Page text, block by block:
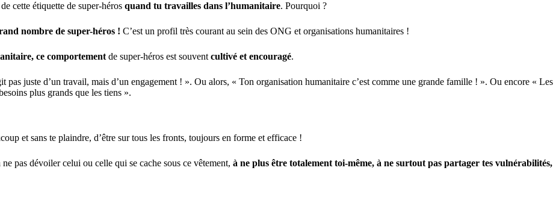
cette étiquette de super-héros quand tu travailles dans l’humanitaire. Pourquoi ?
nombre de super-héros ! C’est un profil très courant au sein des ONG et organisations humanitaires !
ce comportement de super-héros est souvent cultivé et encouragé.
pas juste d’un travail, mais d’un engagement ! ». Ou alors, « Ton organisation humanitaire c’est comme une grande famille ! ». Ou encore « Les
plus grands que les tiens ».
et sans te plaindre, d’être sur tous les fronts, toujours en forme et efficace !
pas dévoiler celui ou celle qui se cache sous ce vêtement, à ne plus être totalement toi-même, à ne surtout pas partager tes vulnérabilités,